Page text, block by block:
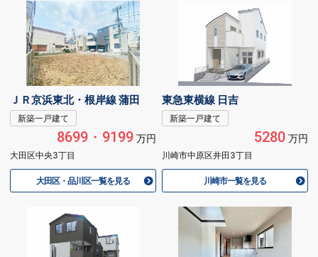
ＪＲ京浜東北・根岸線 蒲田
新築一戸建て
8699・9199万円
大田区中央3丁目
大田区・品川区一覧を見る
東急東横線 日吉
新築一戸建て
5280万円
川崎市中原区井田3丁目
川崎市一覧を見る